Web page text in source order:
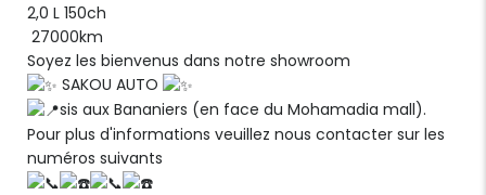
2,0 L 150ch
27000km
Soyez les bienvenus dans notre showroom
SAKOU AUTO
sis aux Bananiers (en face du Mohamadia mall).
Pour plus d'informations veuillez nous contacter sur les
numéros suivants